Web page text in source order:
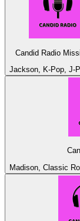
Candid Radio
Jackson, K-Pop, J-
Madison, Classic